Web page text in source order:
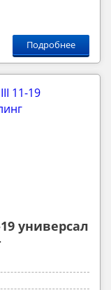
Подробнее
универсал